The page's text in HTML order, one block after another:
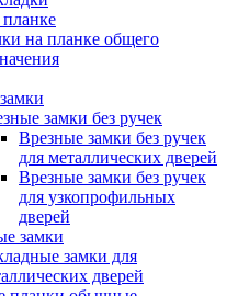
на планке общего
замки без ручек
Врезные замки без ручек
для металлических дверей
Врезные замки без ручек
для узкопрофильных
дверей
замки
замки для
дверей